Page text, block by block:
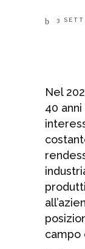
3
Nel
40
campo